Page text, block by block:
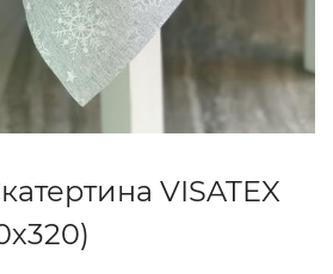
VISATEX